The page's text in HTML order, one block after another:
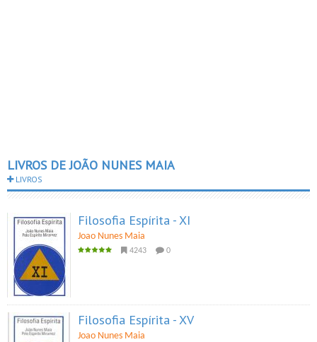
LIVROS DE JOÃO NUNES MAIA
LIVROS
Filosofia Espírita - XI
Joao Nunes Maia
4243 0
Filosofia Espírita - XV
Joao Nunes Maia